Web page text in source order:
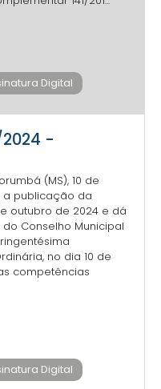
Digital
2024 -
(MS), 10 de
a publicação da
outubro de 2024 e dá
Conselho Municipal
no dia 10 de
competências
Digital